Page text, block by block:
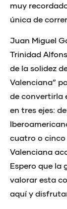
muy
única de
Juan Miguel
Trinidad
de la solidez
Valenciana”
de convertirla
en tres ejes:
cuatro o cinco
Valenciana
Espero que la
valorar esta
aquí y